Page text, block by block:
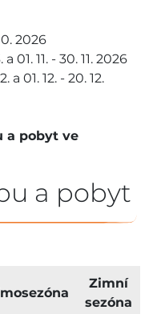
2026
a 01. 11. - 30. 11. 2026
a 01. 12. - 20. 12.
a pobyt ve
a pobyt
Zimní
sezóna